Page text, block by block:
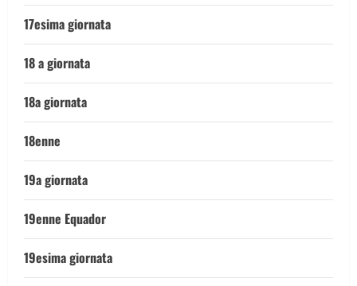
17esima giornata
18 a giornata
18a giornata
18enne
19a giornata
19enne Equador
19esima giornata